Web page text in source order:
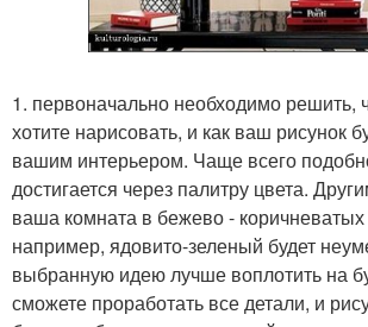
1. первоначально необходимо решить,
хотите нарисовать, и как ваш рисунок
вашим интерьером. Чаще всего
достигается через палитру цвета.
ваша комната в бежево - коричневатых
например, ядовито-зеленый будет
выбранную идею лучше воплотить на
сможете проработать все детали, и